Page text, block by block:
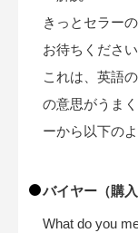
きっとセラー
お待ちくださ
これは、英語
の意思がうま
ーから以下の
バイヤー（購
What do you